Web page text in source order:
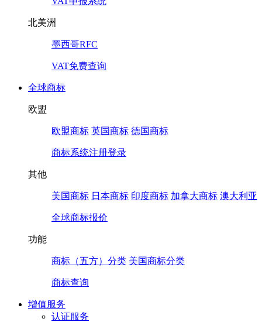
北美洲
墨西哥RFC
VAT免费查询
全球商标
欧盟
欧盟商标 英国商标 德国商标
商标系统注册登录
其他
美国商标 日本商标 印度商标 加拿大商标 澳大利亚
全球商标报价
功能
商标（五方）分类 美国商标分类
商标查询
增值服务
认证服务